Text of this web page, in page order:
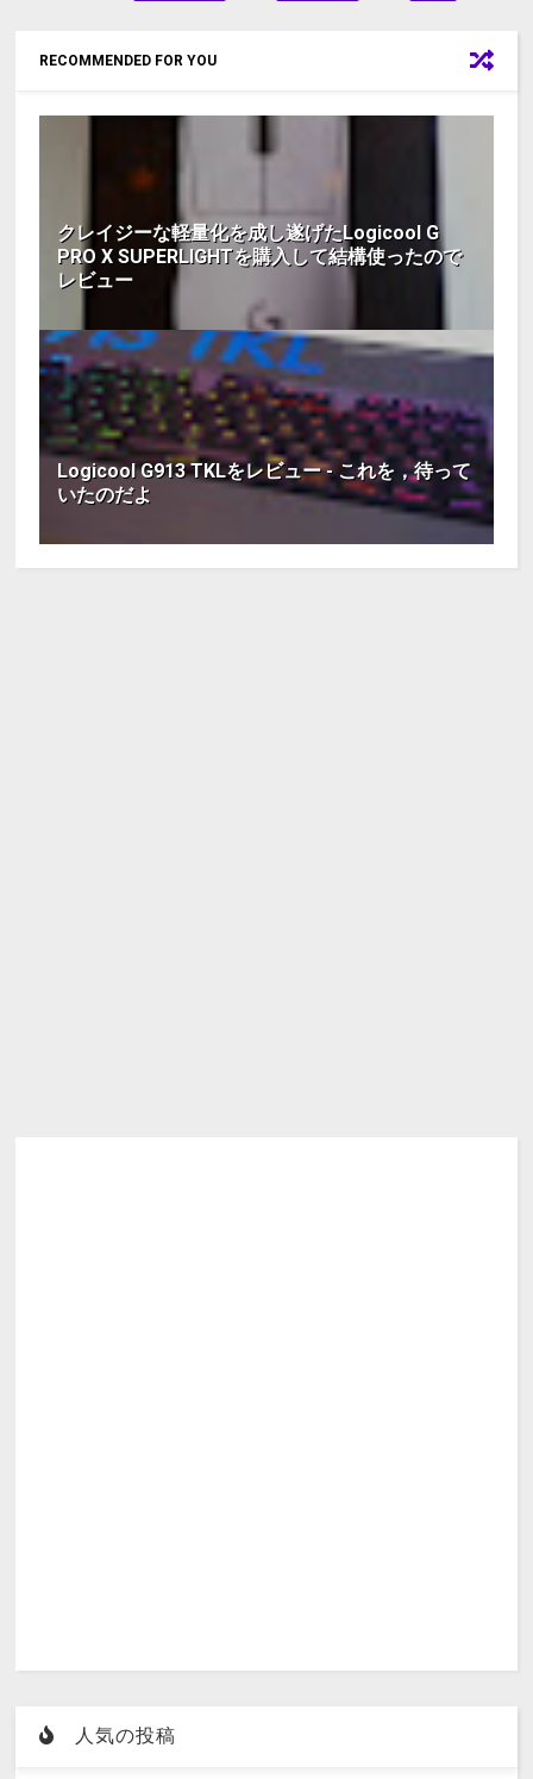
RECOMMENDED FOR YOU
クレイジーな軽量化を成し遂げたLogicool G
PRO X SUPERLIGHTを購入して結構使ったので
レビュー
Logicool G913 TKLをレビュー - これを，待って
いたのだよ
人気の投稿